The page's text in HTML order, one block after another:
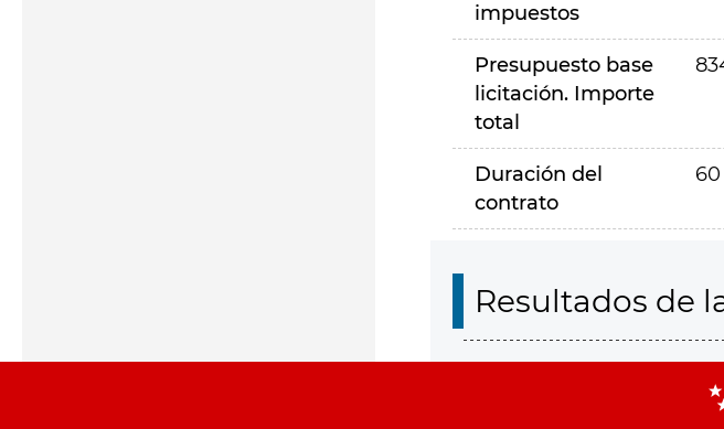
impuestos
Presupuesto base
licitación. Importe
total
Duración del
contrato
Resultados de